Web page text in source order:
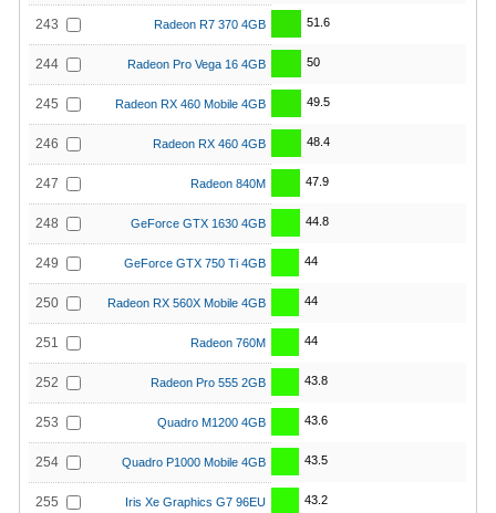
243 Radeon R7 370 4GB 51.6
244 Radeon Pro Vega 16 4GB 50
245 Radeon RX 460 Mobile 4GB 49.5
246 Radeon RX 460 4GB 48.4
247 Radeon 840M 47.9
248 GeForce GTX 1630 4GB 44.8
249 GeForce GTX 750 Ti 4GB 44
250 Radeon RX 560X Mobile 4GB 44
251 Radeon 760M 44
252 Radeon Pro 555 2GB 43.8
253 Quadro M1200 4GB 43.6
254 Quadro P1000 Mobile 4GB 43.5
255 Iris Xe Graphics G7 96EU 43.2